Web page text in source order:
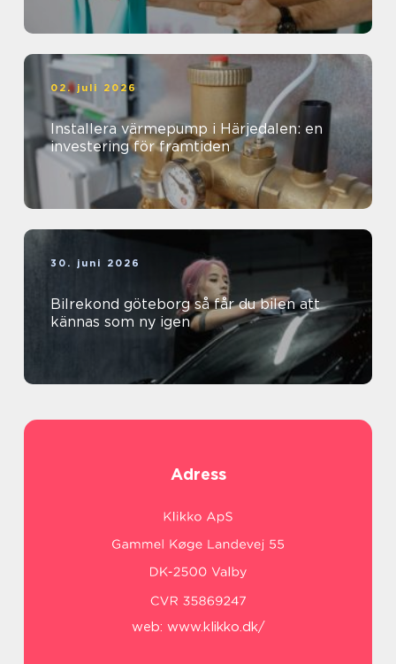
02. juli 2026
Installera värmepump i Härjedalen: en
investering för framtiden
30. juni 2026
Bilrekond göteborg så får du bilen att
kännas som ny igen
Adress
web: www.klikko.dk/